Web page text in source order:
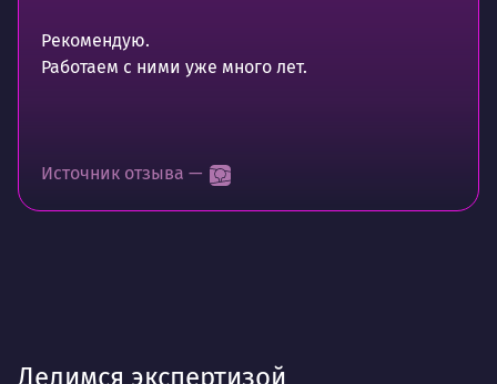
Рекомендую.
Работаем с ними уже много лет.
Источник отзыва —
Делимся экспертизой